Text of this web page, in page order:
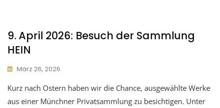
9. April 2026: Besuch der Sammlung
HEIN
März 26, 2026
Kurz nach Ostern haben wir die Chance, ausgewählte Werke
aus einer Münchner Privatsammlung zu besichtigen. Unter